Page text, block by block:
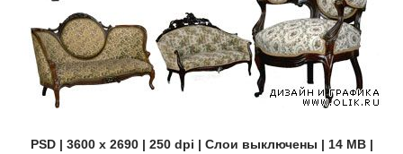
PSD | 3600 x 2690 | 250 dpi | Слои выключены | 14 MB |